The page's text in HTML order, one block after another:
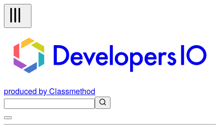
produced by Classmethod